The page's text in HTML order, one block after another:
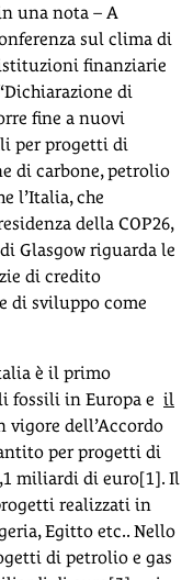
una nota – A
sul clima di
istituzioni finanziarie
di
fine a nuovi
per progetti di
di carbone, petrolio
l’Italia, che
della COP26,
Glasgow riguarda le
di credito
di sviluppo come
è il primo
fossili in Europa e il
vigore dell’Accordo
per progetti di
miliardi di euro[1]. Il
realizzati in
Egitto etc.. Nello
di petrolio e gas